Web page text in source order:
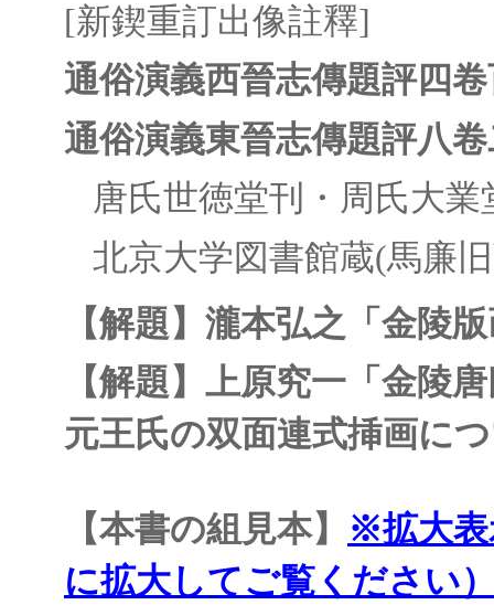
[新鍥重訂出像註釋]
通俗演義西晉志傳題評四
通俗演義東晉志傳題評八
唐氏世徳堂刊・周氏大業
北京大学図書館蔵(馬廉
【解題】瀧本弘之「金陵
【解題】上原究一「金陵
元王氏の双面連式挿画に
【本書の組見本】
※拡大表
に拡大してご覧ください